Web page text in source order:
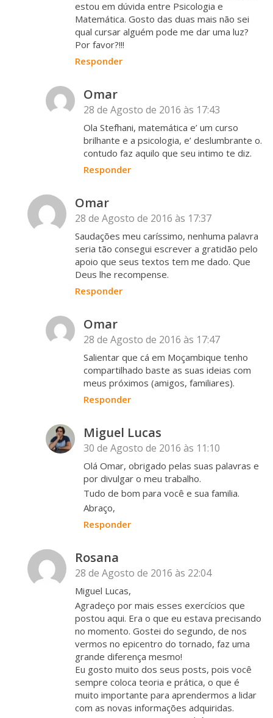
estou em dúvida entre Psicologia e
Matemática. Gosto das duas mais não sei
qual cursar alguém pode me dar uma luz?
Por favor?!!!
Responder
Omar
28 de Agosto de 2016 às 17:43
Ola Stefhani, matemática e’ um curso
brilhante e a psicologia, e’ deslumbrante o.
contudo faz aquilo que seu intimo te diz.
Responder
Omar
28 de Agosto de 2016 às 17:37
Saudações meu caríssimo, nenhuma palavra
seria tão consegui escrever a gratidão pelo
apoio que seus textos tem me dado. Que
Deus lhe recompense.
Responder
Omar
28 de Agosto de 2016 às 17:47
Salientar que cá em Moçambique tenho
compartilhado baste as suas ideias com
meus próximos (amigos, familiares).
Responder
Miguel Lucas
30 de Agosto de 2016 às 11:10
Olá Omar, obrigado pelas suas palavras e
por divulgar o meu trabalho.
Tudo de bom para você e sua familia.
Abraço,
Responder
Rosana
28 de Agosto de 2016 às 22:04
Miguel Lucas,
Agradeço por mais esses exercícios que
postou aqui. Era o que eu estava precisando
no momento. Gostei do segundo, de nos
vermos no epicentro do tornado, faz uma
grande diferença mesmo!
Eu gosto muito dos seus posts, pois você
sempre coloca teoria e prática, o que é
muito importante para aprendermos a lidar
com as novas informações adquiridas.